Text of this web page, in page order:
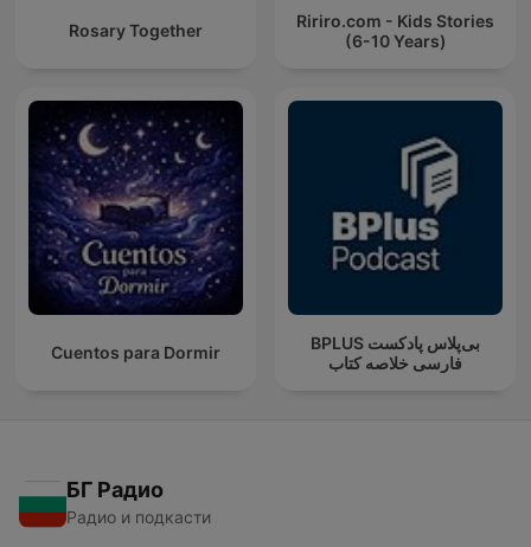
Rosary Together
Ririro.com - Kids Stories
(6-10 Years)
Cuentos para Dormir
‌BPLUS بی‌پلاس پادکست
فارسی خلاصه کتاب
БГ Радио
Радио и подкасти